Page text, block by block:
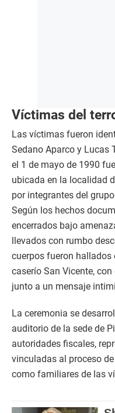
Víctimas del
Las víctimas fueron
Sedano Aparco y Lucas
el 1 de mayo de 1990
ubicada en la localidad
por integrantes del
Según los hechos
encerrados bajo
llevados con rumbo
cuerpos fueron hallados
caserío San Vicente,
junto a un mensaje
La ceremonia se
auditorio de la sede de
autoridades fiscales,
vinculadas al proceso
como familiares de las